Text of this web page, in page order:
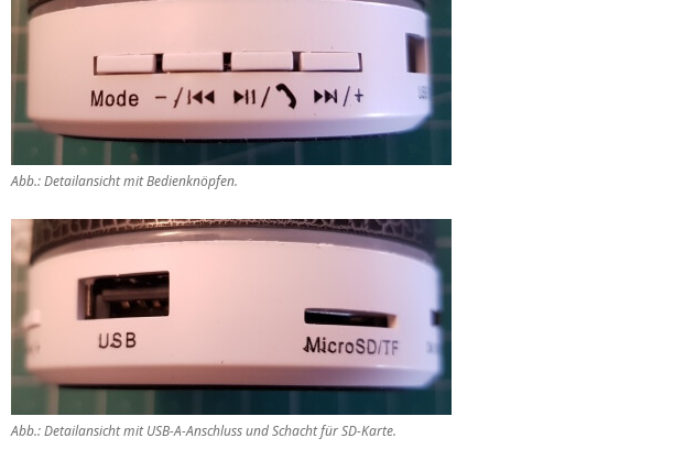
Abb.: Detailansicht mit Bedienknöpfen.
Abb.: Detailansicht mit USB-A-Anschluss und Schacht für SD-Karte.